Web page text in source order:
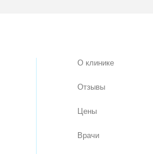
О клинике
Отзывы
Цены
Врачи